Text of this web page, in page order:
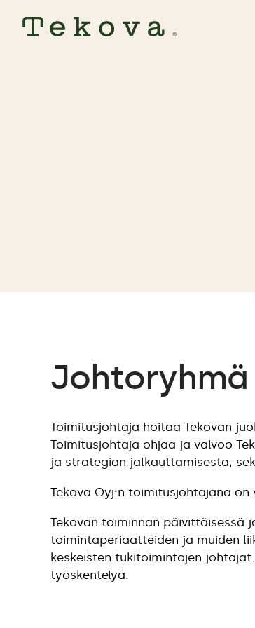
Johtoryhmä
Toimitusjohtaja hoitaa Tekovan
Toimitusjohtaja ohjaa ja valvoo
ja strategian jalkauttamisesta,
Tekova Oyj:n toimitusjohtajana
Tekovan toiminnan
toimintaperiaatteiden ja muiden
keskeisten tukitoimintojen
työskentelyä.